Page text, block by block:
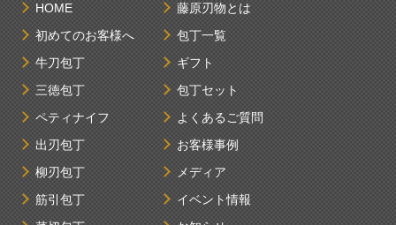
HOME
初めてのお客様へ
牛刀包丁
三徳包丁
ペティナイフ
出刃包丁
柳刃包丁
筋引包丁
藤原刃物とは
包丁一覧
ギフト
包丁セット
よくあるご質問
お客様事例
メディア
イベント情報